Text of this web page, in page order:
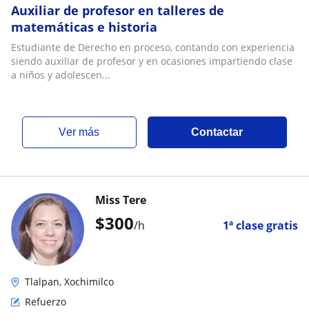
Auxiliar de profesor en talleres de
matemáticas e historia
Estudiante de Derecho en proceso, contando con experiencia
siendo auxiliar de profesor y en ocasiones impartiendo clase
a niños y adolescen...
ver más Contactar
$300/h 1ª clase gratis
Miss Tere
Tlalpan, Xochimilco
Refuerzo